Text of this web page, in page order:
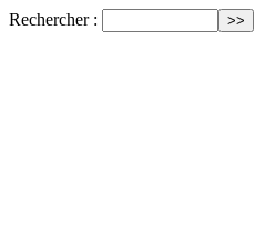
Rechercher :